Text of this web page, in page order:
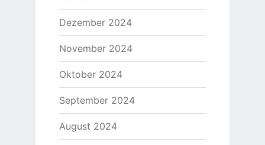
Dezember 2024
November 2024
Oktober 2024
September 2024
August 2024